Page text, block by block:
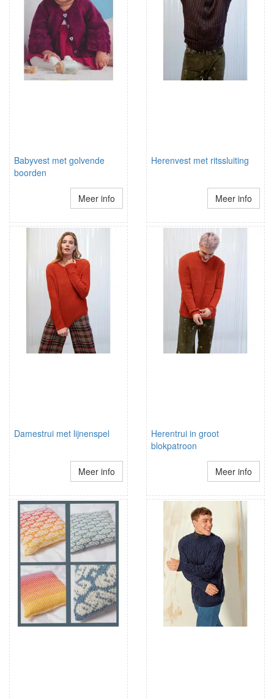
Babyvest met golvende
boorden
Meer info
Herenvest met ritssluiting
Meer info
Damestrui met lijnenspel
Meer info
Herentrui in groot
blokpatroon
Meer info